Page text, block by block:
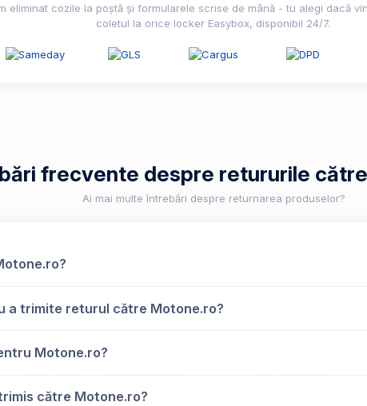
eliminat cozile la poștă și formularele scrise de mână - tu alegi dacă
coletul la orice locker Easybox, disponibil 24/7.
frecvente despre retururile
Ai mai multe întrebări despre returnarea produselor?
a trimite returul către Motone.ro?
Motone.ro?
către Motone.ro?